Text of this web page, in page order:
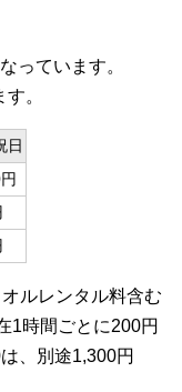
っています。
。
日
ルレンタル料含む
1時間ごとに200円
、別途1,300円